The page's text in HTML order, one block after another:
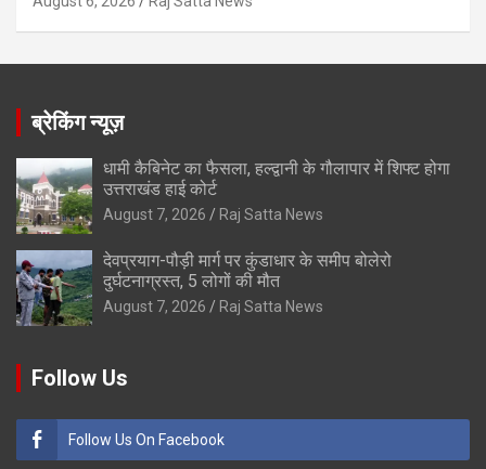
ब्रेकिंग न्यूज़
धामी कैबिनेट का फैसला, हल्द्वानी के गौलापार में शिफ्ट होगा
उत्तराखंड हाई कोर्ट
August 7, 2026 Raj Satta News
देवप्रयाग-पौड़ी मार्ग पर कुंडाधार के समीप बोलेरो
दुर्घटनाग्रस्त, 5 लोगों की मौत
August 7, 2026 Raj Satta News
Follow Us
Follow Us On Facebook